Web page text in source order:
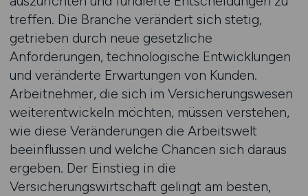
treffen. Die Branche verändert sich stetig,
getrieben durch neue gesetzliche
Anforderungen, technologische Entwicklungen
und veränderte Erwartungen von Kunden.
Arbeitnehmer, die sich im Versicherungswesen
weiterentwickeln möchten, müssen verstehen,
wie diese Veränderungen die Arbeitswelt
beeinflussen und welche Chancen sich daraus
ergeben. Der Einstieg in die
Versicherungswirtschaft gelingt am besten,